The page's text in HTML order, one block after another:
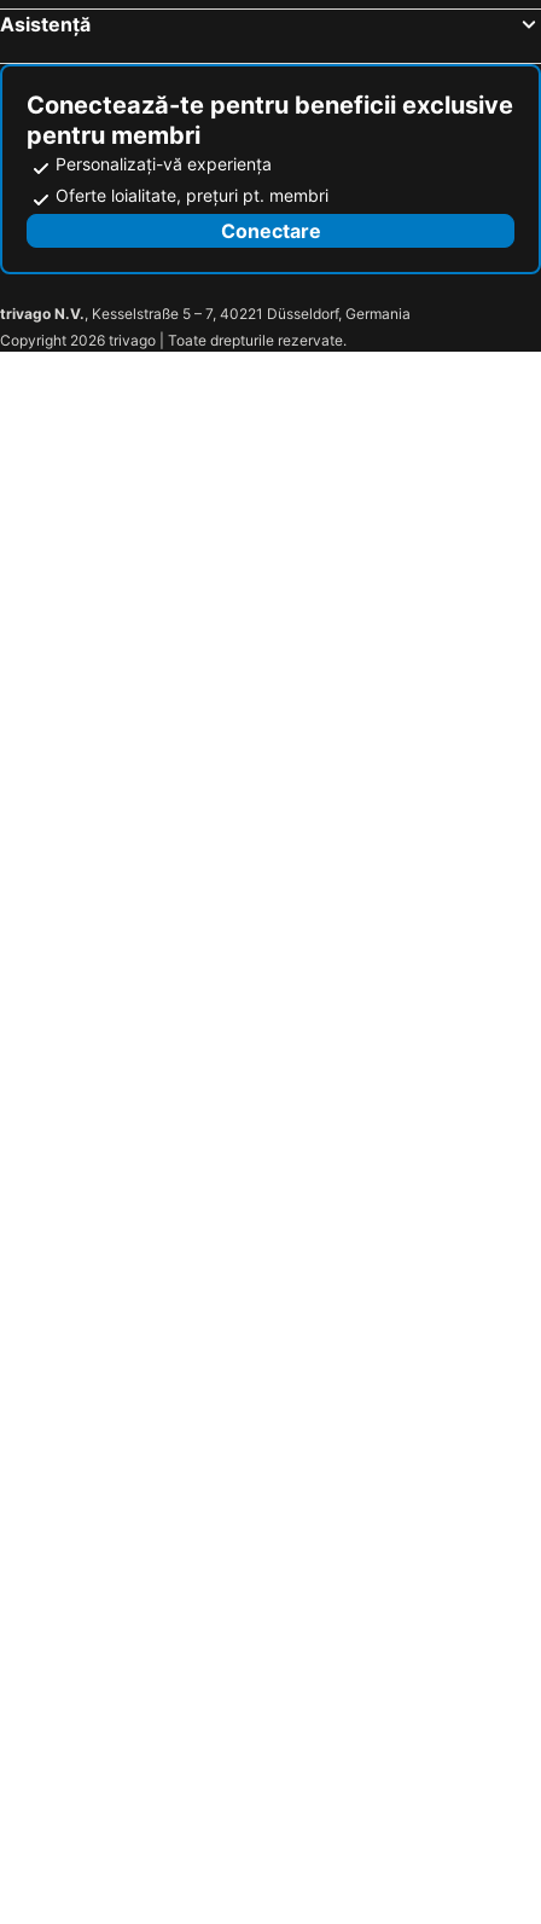
Asistență
Conectează-te pentru beneficii exclusive
pentru membri
Personalizați-vă experiența
Oferte loialitate, prețuri pt. membri
Conectare
trivago N.V., Kesselstraße 5 – 7, 40221 Düsseldorf, Germania
Copyright 2026 trivago | Toate drepturile rezervate.